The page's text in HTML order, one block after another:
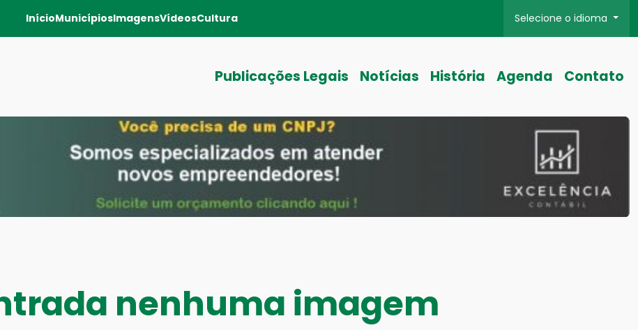
InícioMunicípiosImagensVídeosCultura Selecione o idioma
Publicações Legais Notícias História Agenda Contato
nenhuma imagem